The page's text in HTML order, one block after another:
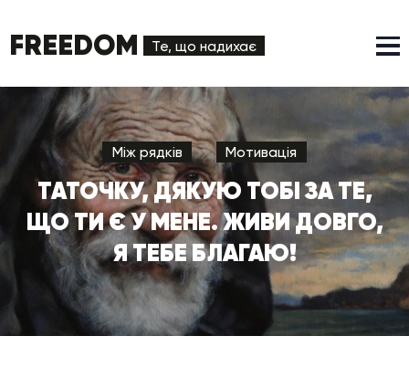
FREEDOM Те, що надихає
Між рядків Мотивація
ТАТОЧКУ, ДЯКУЮ ТОБІ ЗА ТЕ,
ЩО ТИ Є У МЕНЕ. ЖИВИ ДОВГО,
Я ТЕБЕ БЛАГАЮ!